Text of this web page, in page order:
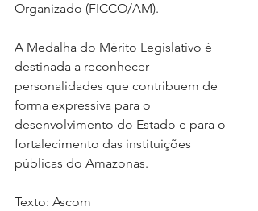
Organizado (FICCO/AM).
A Medalha do Mérito Legislativo é
destinada a reconhecer
personalidades que contribuem de
forma expressiva para o
desenvolvimento do Estado e para o
fortalecimento das instituições
públicas do Amazonas.
Texto: Ascom